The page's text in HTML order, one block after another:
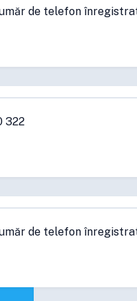
de telefon
322
de telefon